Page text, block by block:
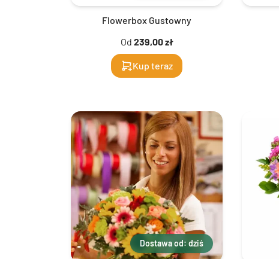
Flowerbox Gustowny
Od 239,00 zł
Kup teraz
Dostawa od: dziś